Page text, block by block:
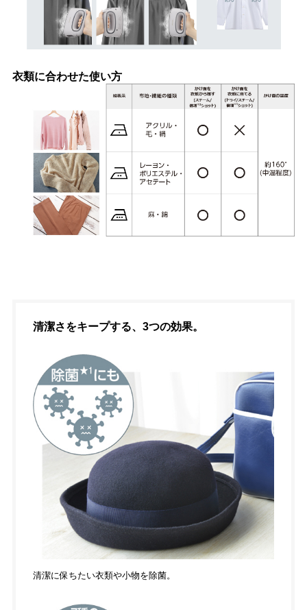
衣類に合わせた使い方
清潔さをキープする、3つの効果。
清潔に保ちたい衣類や小物を除菌。